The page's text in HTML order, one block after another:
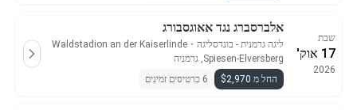
שבת
17 אוק'
2026
אלברסברג נגד אאוגסבורג
ליגה גרמנית - בונדסליגה ・
Waldstadion an der Kaiserlinde
Spiesen-Elversberg, גרמניה
החל מ $2,970
6 כרטיסים זמינים